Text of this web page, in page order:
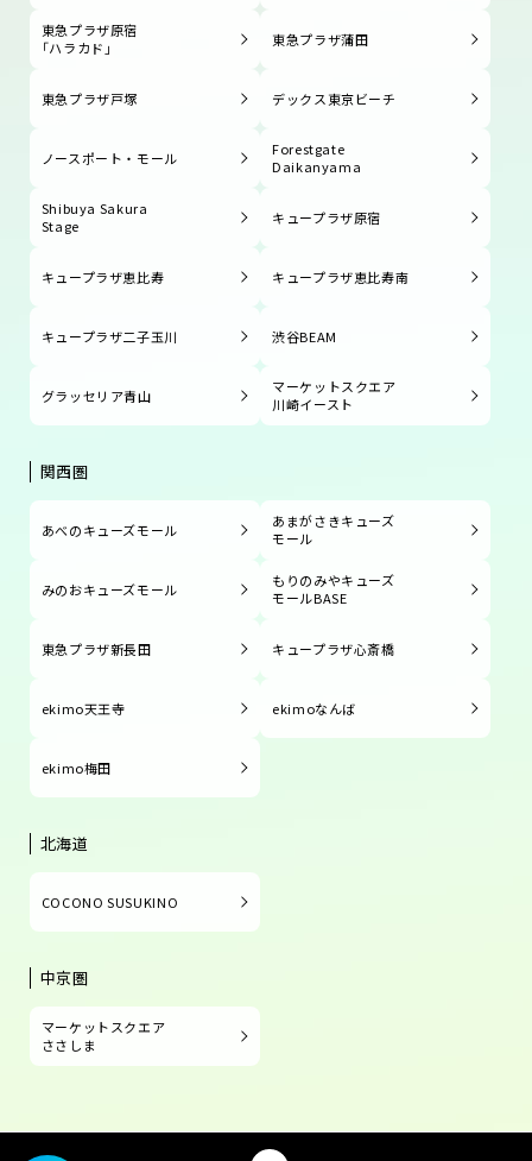
東急プラザ原宿
「ハラカド」
東急プラザ蒲田
東急プラザ戸塚 デックス東京ビーチ
ノースポート・モール
Forestgate
Daikanyama
Shibuya Sakura
Stage
キュープラザ原宿
キュープラザ恵比寿 キュープラザ恵比寿南
キュープラザ二子玉川 渋谷BEAM
グラッセリア青山
マーケットスクエア
川崎イースト
関西圏
あべのキューズモール
あまがさきキューズ
モール
みのおキューズモール
もりのみやキューズ
モールBASE
東急プラザ新長田 キュープラザ心斎橋
ekimo天王寺 ekimoなんば
ekimo梅田
北海道
COCONO SUSUKINO
中京圏
マーケットスクエア
ささしま